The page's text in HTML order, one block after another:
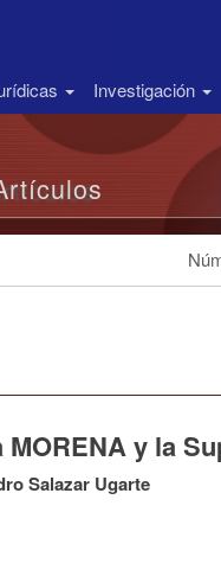
Investigación
MORENA y la
Salazar Ugarte